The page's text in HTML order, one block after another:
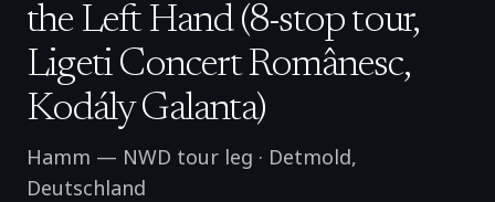
the Left Hand (8-stop tour,
Ligeti Concert Românesc,
Kodály Galanta)
Hamm — NWD tour leg · Detmold,
Deutschland